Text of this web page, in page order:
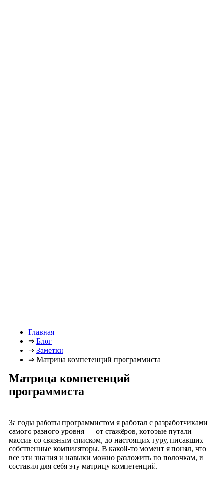
Главная
⇒ Блог
⇒ Заметки
⇒ Матрица компетенций программиста
Матрица компетенций
программиста
За годы работы программистом я работал с разработчиками
самого разного уровня — от стажёров, которые путали
массив со связным списком, до настоящих гуру, писавших
собственные компиляторы. В какой-то момент я понял, что
все эти знания и навыки можно разложить по полочкам, и
составил для себя эту матрицу компетенций.